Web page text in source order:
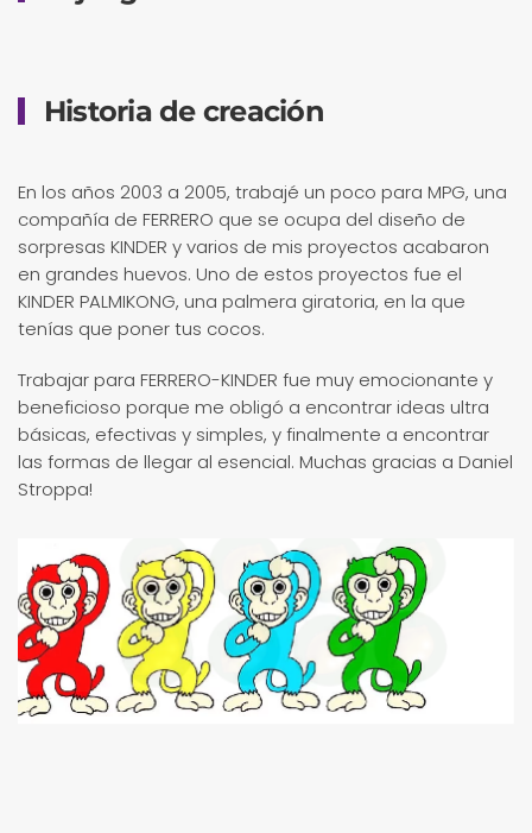
Historia de creación
En los años 2003 a 2005, trabajé un poco para MPG, una
compañía de FERRERO que se ocupa del diseño de
sorpresas KINDER y varios de mis proyectos acabaron
en grandes huevos. Uno de estos proyectos fue el
KINDER PALMIKONG, una palmera giratoria, en la que
tenías que poner tus cocos.
Trabajar para FERRERO-KINDER fue muy emocionante y
beneficioso porque me obligó a encontrar ideas ultra
básicas, efectivas y simples, y finalmente a encontrar
las formas de llegar al esencial. Muchas gracias a Daniel
Stroppa!